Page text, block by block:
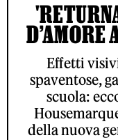
D’AMORE
Effetti
spaventose,
scuola:
della nuova